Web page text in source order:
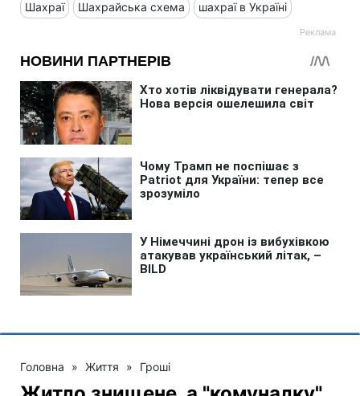
Шахраї Шахрайська схема шахраї в Україні
Головна » Життя » Гроші